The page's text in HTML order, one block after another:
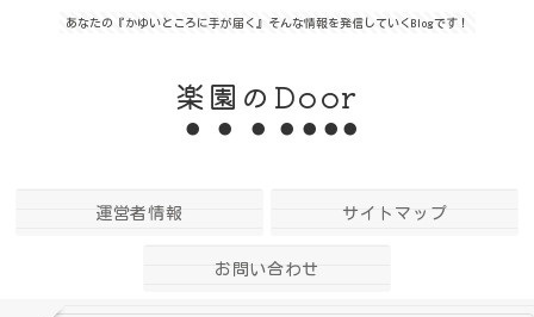
あなたの『かゆいところに手が届く』そんな情報を発信していくBlogです！
楽園のDoor
運営者情報 サイトマップ
お問い合わせ